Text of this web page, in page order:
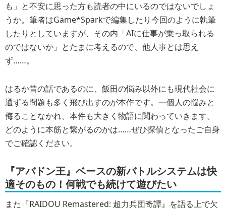
も」と不安に思った方も読者の中にいるのではないでしょ
うか。筆者はGame*Sparkで編集したり今回のように執筆
したりとしていますが、その内「AIに仕事が乗っ取られる
のではないか」とたまに考えるので、他人事とは思え
ず……。
はるか昔の話であるのに、飯田の悩み以外にも現代社会に
通ずる問題も多く飛び出すのが本作です。一個人の悩みと
侮ることなかれ、本件も大きく物語に関わっていきます。
どのように本筋と繋がるのかは……ぜひ探偵となったご自身
でご確認ください。
『アバドン王』ベースの新バトルシステムは快
適そのもの！何戦でも続けて遊びたい
また『RAIDOU Remastered: 超力兵団奇譚』を語る上で欠